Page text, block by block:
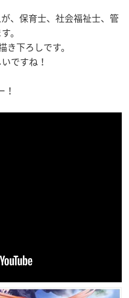
、保育士、社会福祉士、管
。
き下ろしです。
ですね！